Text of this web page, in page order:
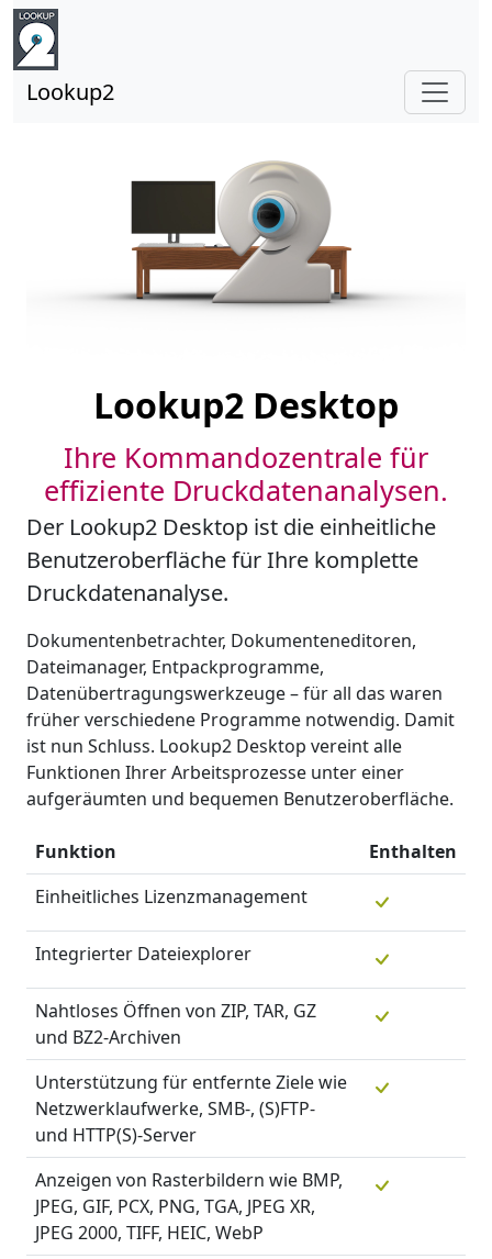
Lookup2
Lookup2 Desktop
Ihre Kommandozentrale für
effiziente Druckdatenanalysen.
Der Lookup2 Desktop ist die einheitliche
Benutzeroberfläche für Ihre komplette
Druckdatenanalyse.
Dokumentenbetrachter, Dokumenteneditoren,
Dateimanager, Entpackprogramme,
Datenübertragungswerkzeuge – für all das waren
früher verschiedene Programme notwendig. Damit
ist nun Schluss. Lookup2 Desktop vereint alle
Funktionen Ihrer Arbeitsprozesse unter einer
aufgeräumten und bequemen Benutzeroberfläche.
Funktion
Enthalten
Einheitliches Lizenzmanagement
Integrierter Dateiexplorer
Nahtloses Öffnen von ZIP, TAR, GZ
und BZ2-Archiven
Unterstützung für entfernte Ziele wie
Netzwerklaufwerke, SMB-, (S)FTP-
und HTTP(S)-Server
Anzeigen von Rasterbildern wie BMP,
JPEG, GIF, PCX, PNG, TGA, JPEG XR,
JPEG 2000, TIFF, HEIC, WebP